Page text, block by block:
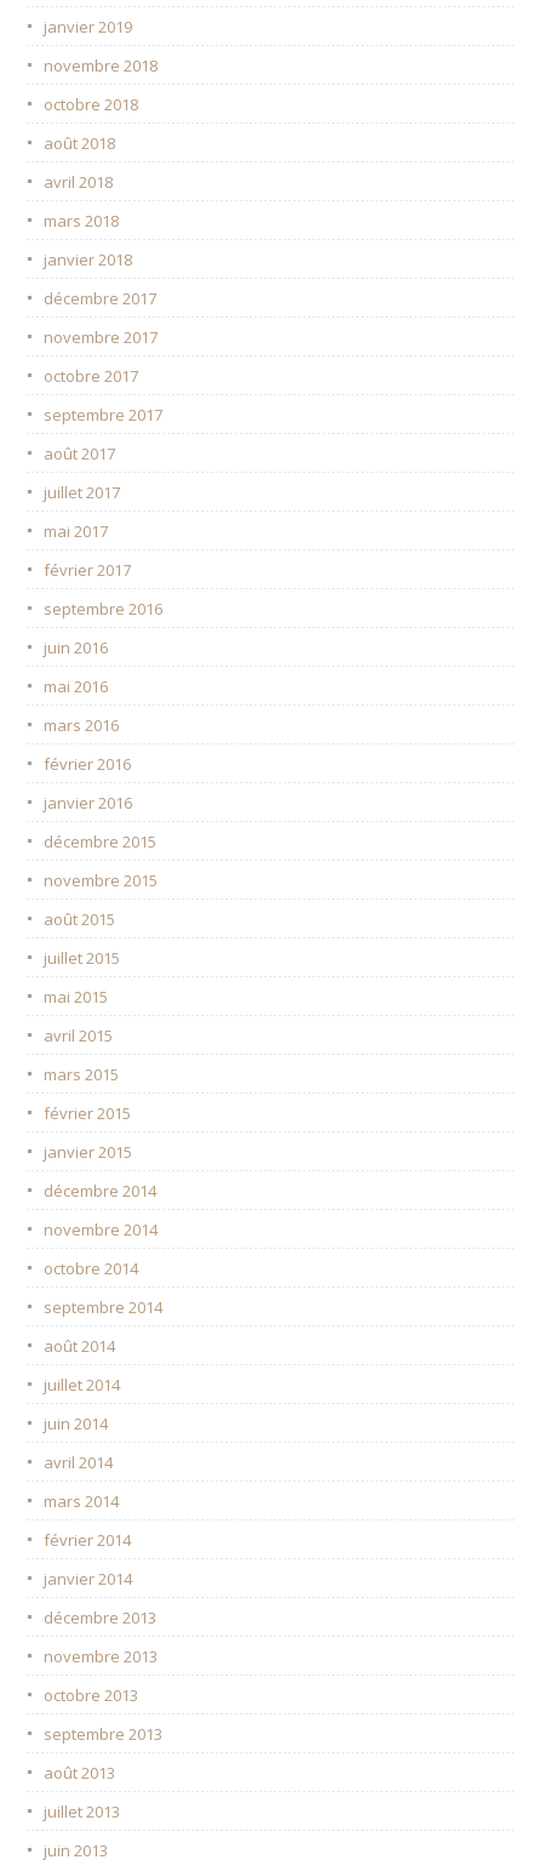
janvier 2019
novembre 2018
octobre 2018
août 2018
avril 2018
mars 2018
janvier 2018
décembre 2017
novembre 2017
octobre 2017
septembre 2017
août 2017
juillet 2017
mai 2017
février 2017
septembre 2016
juin 2016
mai 2016
mars 2016
février 2016
janvier 2016
décembre 2015
novembre 2015
août 2015
juillet 2015
mai 2015
avril 2015
mars 2015
février 2015
janvier 2015
décembre 2014
novembre 2014
octobre 2014
septembre 2014
août 2014
juillet 2014
juin 2014
avril 2014
mars 2014
février 2014
janvier 2014
décembre 2013
novembre 2013
octobre 2013
septembre 2013
août 2013
juillet 2013
juin 2013